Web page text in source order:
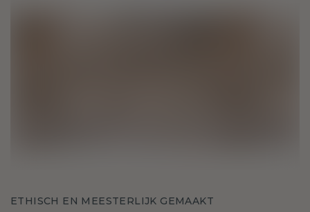
ETHISCH EN MEESTERLIJK GEMAAKT